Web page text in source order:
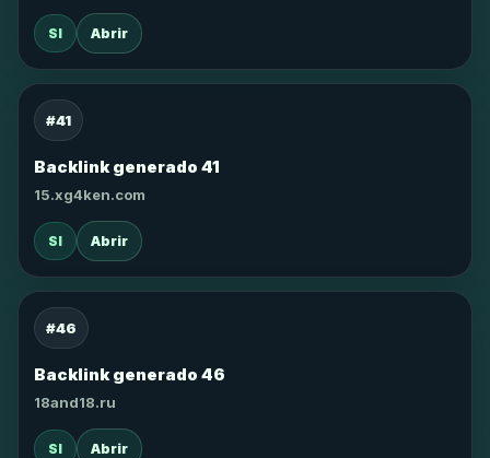
SI Abrir
#41
Backlink generado 41
15.xg4ken.com
SI Abrir
#46
Backlink generado 46
18and18.ru
SI Abrir